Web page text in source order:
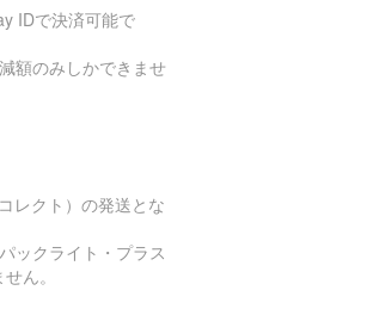
IDで決済可能で
額のみしかできませ
レクト）の発送とな
ックライト・プラス
ん。